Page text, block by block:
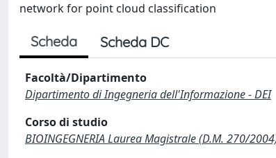
network for point cloud classification
Scheda Scheda DC
Facoltà/Dipartimento
Dipartimento di Ingegneria dell'Informazione - DEI
Corso di studio
BIOINGEGNERIA Laurea Magistrale (D.M. 270/